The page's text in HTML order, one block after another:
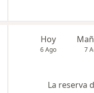
Hoy
6 Ago 7
La reserva